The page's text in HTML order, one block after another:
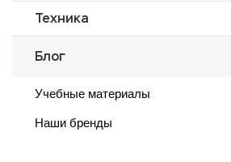
Техника
Блог
Учебные материалы
Наши бренды